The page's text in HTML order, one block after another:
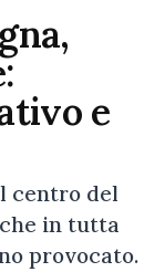
e
centro del
in tutta
provocato.